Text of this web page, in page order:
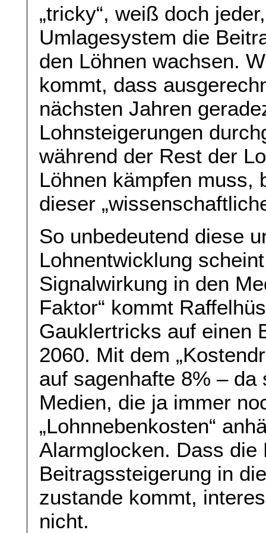
„tricky“, weiß doch
Umlagesystem die
den Löhnen wachsen.
kommt, dass
nächsten Jahren
Lohnsteigerungen
während der Rest der
Löhnen kämpfen muss,
dieser
So unbedeutend diese
Lohnentwicklung
Signalwirkung in den
Faktor“ kommt
Gauklertricks auf einen
2060. Mit dem
auf sagenhafte 8% –
Medien, die ja immer
„Lohnnebenkosten“
Alarmglocken. Dass
Beitragssteigerung in
zustande kommt,
nicht.